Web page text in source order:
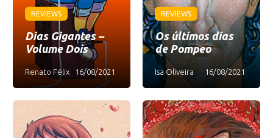
REVIEWS
Dias Gigantes –
Volume Dois
Renato Félix 16/08/2021
REVIEWS
Os últimos dias
de Pompeo
Isa Oliveira 16/08/2021